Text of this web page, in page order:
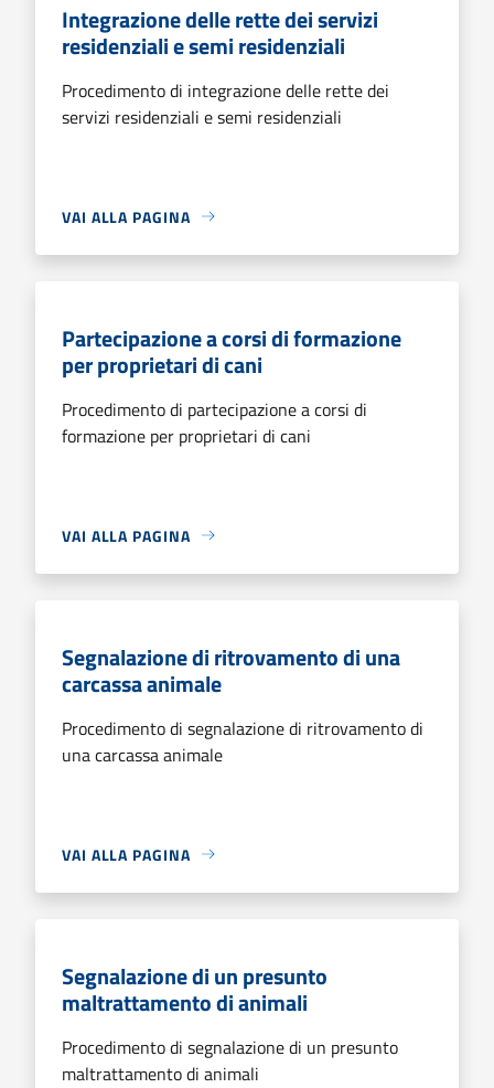
Integrazione delle rette dei servizi
residenziali e semi residenziali
Procedimento di integrazione delle rette dei
servizi residenziali e semi residenziali
VAI ALLA PAGINA
Partecipazione a corsi di formazione
per proprietari di cani
Procedimento di partecipazione a corsi di
formazione per proprietari di cani
VAI ALLA PAGINA
Segnalazione di ritrovamento di una
carcassa animale
Procedimento di segnalazione di ritrovamento di
una carcassa animale
VAI ALLA PAGINA
Segnalazione di un presunto
maltrattamento di animali
Procedimento di segnalazione di un presunto
maltrattamento di animali